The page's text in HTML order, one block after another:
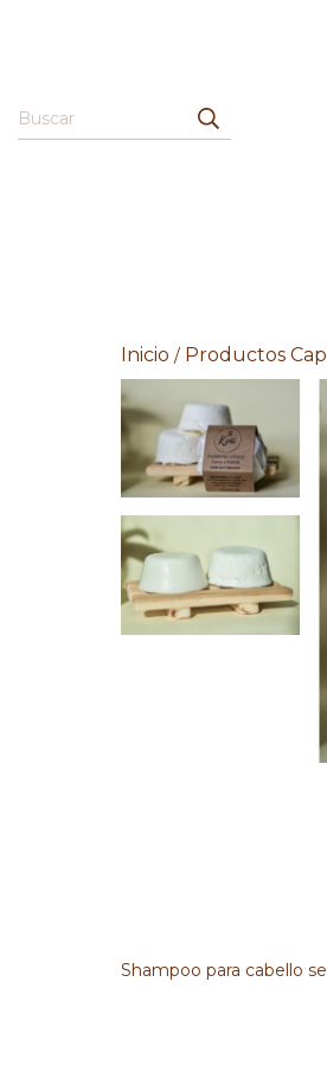
Inicio / Productos
Shampoo para cabello